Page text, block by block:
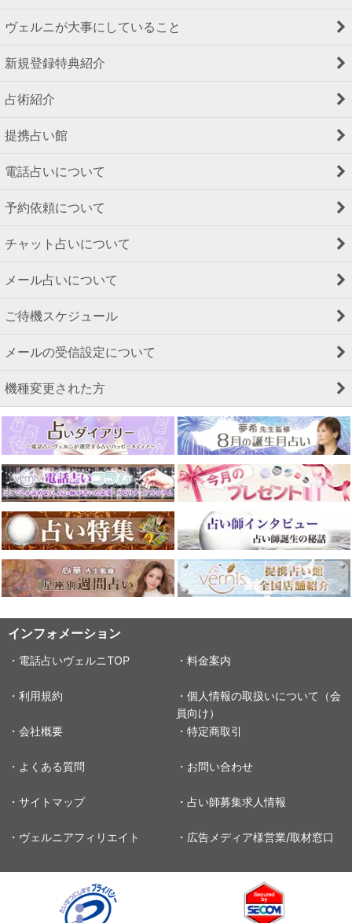
ヴェルニが大事にしていること
新規登録特典紹介
占術紹介
提携占い館
電話占いについて
予約依頼について
チャット占いについて
メール占いについて
ご待機スケジュール
メールの受信設定について
機種変更された方
インフォメーション
・電話占いヴェルニTOP ・料金案内
・利用規約
・個人情報の取扱いについて（会
員向け）
・会社概要
・特定商取引
・よくある質問 ・お問い合わせ
・サイトマップ ・占い師募集求人情報
・ヴェルニアフィリエイト ・広告メディア様営業/取材窓口